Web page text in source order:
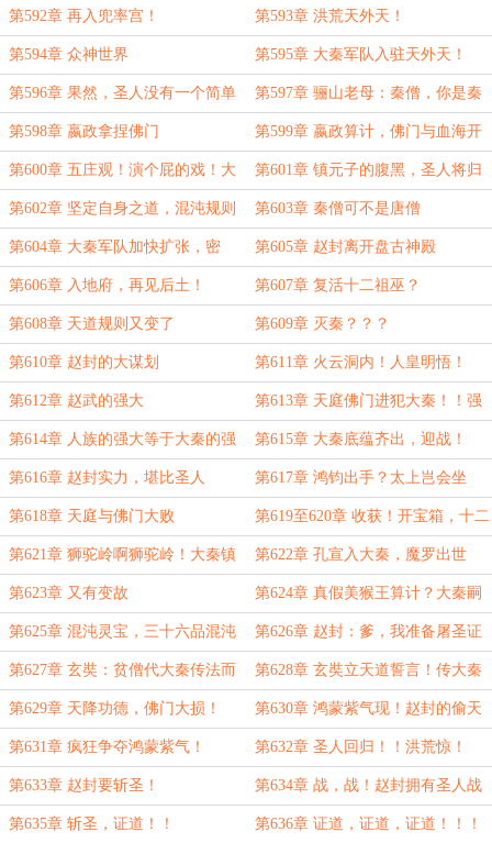
上动容！
第592章 再入兜率宫！ 第593章 洪荒天外天！
第594章 众神世界 第595章 大秦军队入驻天外天！
第596章 果然，圣人没有一个简单
的！
第597章 骊山老母：秦僧，你是秦
庭之人？
第598章 嬴政拿捏佛门 第599章 嬴政算计，佛门与血海开
战，夺莲！
第600章 五庄观！演个屁的戏！大
秦不会顺应佛门！
第601章 镇元子的腹黑，圣人将归
来
第602章 坚定自身之道，混沌规则
之道。
第603章 秦僧可不是唐僧
第604章 大秦军队加快扩张，密
谈！
第605章 赵封离开盘古神殿
第606章 入地府，再见后土！ 第607章 复活十二祖巫？
第608章 天道规则又变了 第609章 灭秦？？？
第610章 赵封的大谋划 第611章 火云洞内！人皇明悟！
第612章 赵武的强大 第613章 天庭佛门进犯大秦！！强
者齐聚！
第614章 人族的强大等于大秦的强
大！
第615章 大秦底蕴齐出，迎战！
第616章 赵封实力，堪比圣人 第617章 鸿钧出手？太上岂会坐
视！
第618章 天庭与佛门大败 第619至620章 收获！开宝箱，十二
品金莲！
第621章 狮驼岭啊狮驼岭！大秦镇
压狮驼岭！
第622章 孔宣入大秦，魔罗出世
第623章 又有变故 第624章 真假美猴王算计？大秦嗣
子亲自出手
第625章 混沌灵宝，三十六品混沌
青莲
第626章 赵封：爹，我准备屠圣证
道！
第627章 玄奘：贫僧代大秦传法而
来！
第628章 玄奘立天道誓言！传大秦
佛法！
第629章 天降功德，佛门大损！ 第630章 鸿蒙紫气现！赵封的偷天
换日！
第631章 疯狂争夺鸿蒙紫气！ 第632章 圣人回归！！洪荒惊！
第633章 赵封要斩圣！ 第634章 战，战！赵封拥有圣人战
力！
第635章 斩圣，证道！！ 第636章 证道，证道，证道！！！